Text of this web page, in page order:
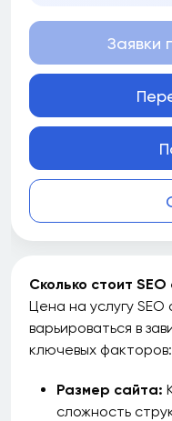
Заявки
Сколько стоит
Цена на услугу
варьироваться в
ключевых факторов:
Размер сайта:
сложность